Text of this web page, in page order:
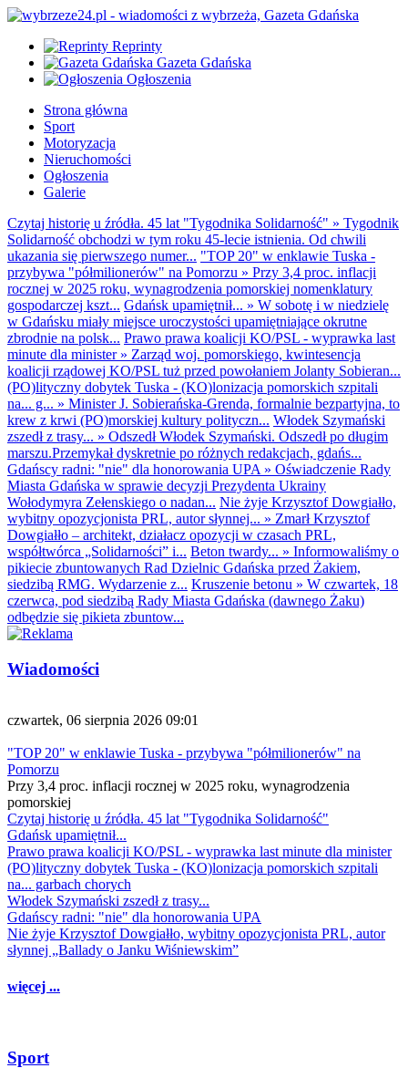
Reprinty
Gazeta Gdańska
Ogłoszenia
Strona główna
Sport
Motoryzacja
Nieruchomości
Ogłoszenia
Galerie
Czytaj historię u źródła. 45 lat "Tygodnika Solidarność" » Tygodnik
Solidarność obchodzi w tym roku 45-lecie istnienia. Od chwili
ukazania się pierwszego numer... "TOP 20" w enklawie Tuska -
przybywa "półmilionerów" na Pomorzu » Przy 3,4 proc. inflacji
rocznej w 2025 roku, wynagrodzenia pomorskiej nomenklatury
gospodarczej kszt... Gdańsk upamiętnił... » W sobotę i w niedzielę
w Gdańsku miały miejsce uroczystości upamiętniające okrutne
zbrodnie na polsk... Prawo prawa koalicji KO/PSL - wyprawka last
minute dla minister» Zarząd woj. pomorskiego, kwintesencja
koalicji rządowej KO/PSL tuż przed powołaniem Jolanty Sobieran...
(PO)lityczny dobytek Tuska - (KO)lonizacja pomorskich szpitali
na... g... » Minister J. Sobierańska-Grenda, formalnie bezpartyjna, to
krew z krwi (PO)morskiej kultury polityczn... Włodek Szymański
zszedł z trasy... » Odszedł Włodek Szymański. Odszedł po długim
marszu.Przemykał dyskretnie po różnych redakcjach, gdańs...
Gdańscy radni: "nie" dla honorowania UPA » Oświadczenie Rady
Miasta Gdańska w sprawie decyzji Prezydenta Ukrainy
Wołodymyra Zełenskiego o nadan... Nie żyje Krzysztof Dowgiałło,
wybitny opozycjonista PRL, autor słynnej... » Zmarł Krzysztof
Dowgiałło – architekt, działacz opozycji w czasach PRL,
współtwórca „Solidarności” i... Beton twardy... » Informowaliśmy o
pikiecie zbuntowanych Rad Dzielnic Gdańska przed Żakiem,
siedzibą RMG. Wydarzenie z... Kruszenie betonu » W czwartek, 18
czerwca, pod siedzibą Rady Miasta Gdańska (dawnego Żaku)
odbędzie się pikieta zbuntow...
Wiadomości
czwartek, 06 sierpnia 2026 09:01
"TOP 20" w enklawie Tuska - przybywa "półmilionerów" na
Pomorzu
Przy 3,4 proc. inflacji rocznej w 2025 roku, wynagrodzenia
pomorskiej
Czytaj historię u źródła. 45 lat "Tygodnika Solidarność"
Gdańsk upamiętnił...
Prawo prawa koalicji KO/PSL - wyprawka last minute dla minister
(PO)lityczny dobytek Tuska - (KO)lonizacja pomorskich szpitali
na... garbach chorych
Włodek Szymański zszedł z trasy...
Gdańscy radni: "nie" dla honorowania UPA
Nie żyje Krzysztof Dowgiałło, wybitny opozycjonista PRL, autor
słynnej „Ballady o Janku Wiśniewskim”
więcej ...
Sport